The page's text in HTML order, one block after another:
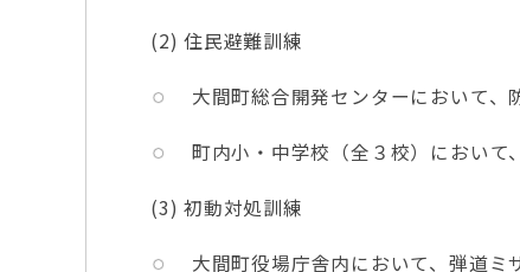
(2) 住民避難訓練
大間町総合開発センターにおいて、
町内小・中学校（全３校）において
(3) 初動対処訓練
大間町役場庁舎内において、弾道ミ